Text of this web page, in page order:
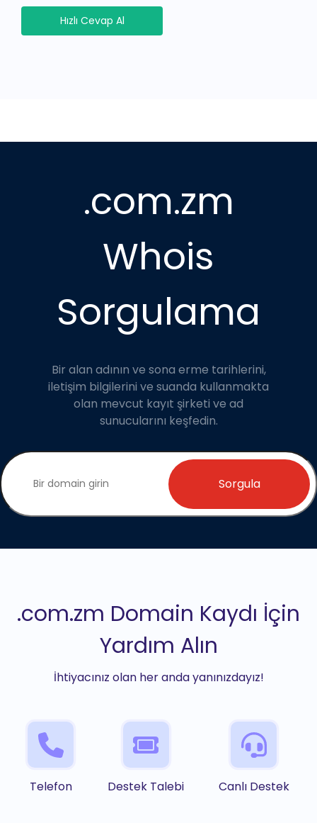
Hızlı Cevap Al
.com.zm
Whois
Sorgulama
Bir alan adının ve sona erme tarihlerini,
iletişim bilgilerini ve suanda kullanmakta
olan mevcut kayıt şirketi ve ad
sunucularını keşfedin.
Sorgula
.com.zm Domain Kaydı İçin
Yardım Alın
İhtiyacınız olan her anda yanınızdayız!
Telefon Destek Talebi Canlı Destek